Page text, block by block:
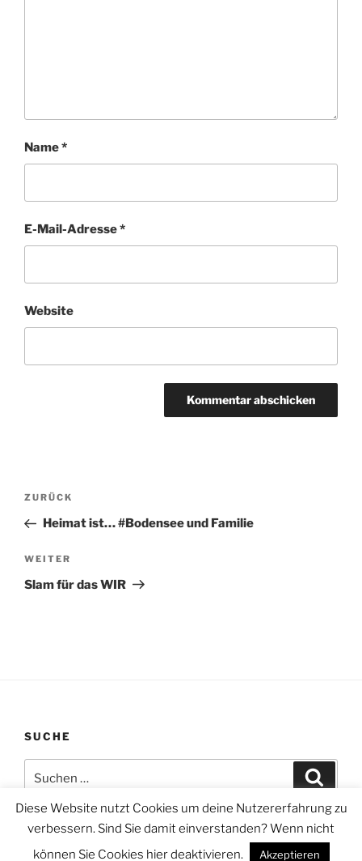
Name*
E-Mail-Adresse*
Website
Beitragsnavigation
Vorheriger
Beitrag
ZURÜCK
Heimat ist… #Bodensee und Familie
Nächster
Beitrag
WEITER
Slam für das WIR
SUCHE
nach:
Diese Website nutzt Cookies um deine Nutzererfahrung zu
verbessern. Sind Sie damit einverstanden? Wenn nicht
können Sie Cookies hier deaktivieren.
Akzeptieren